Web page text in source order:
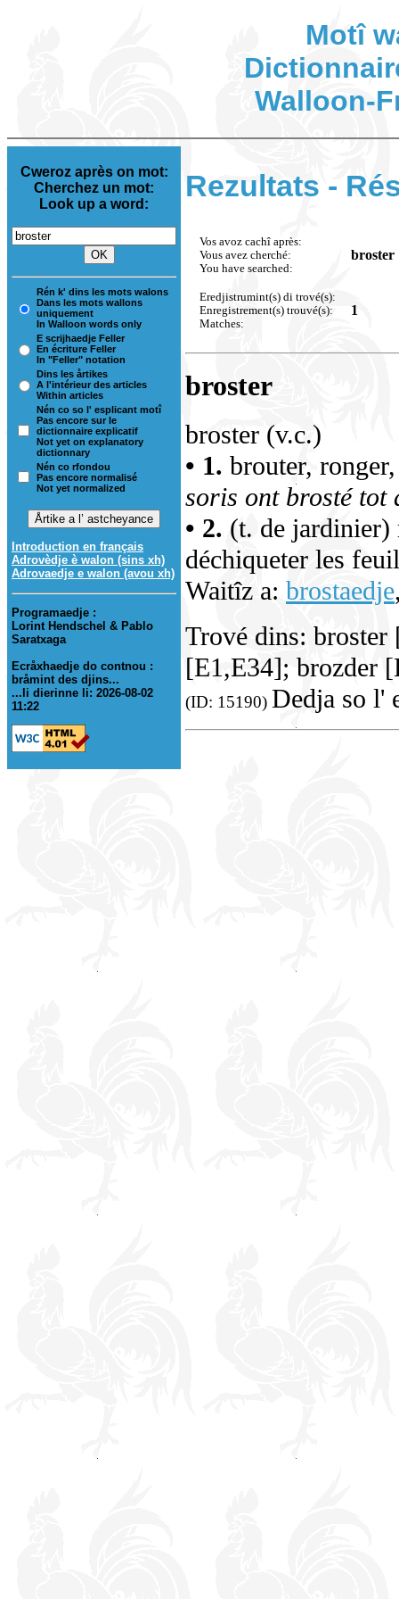
Motî
Walloon-
Cweroz après on mot:
Cherchez un mot:
Look up a word:
Rén k' dins les mots walons
Dans les mots wallons
uniquement
In Walloon words only
E scrijhaedje Feller
En écriture Feller
In "Feller" notation
Dins les årtikes
A l'intérieur des articles
Within articles
Nén co so l' esplicant motî
Pas encore sur le
dictionnaire explicatif
Not yet on explanatory
dictionnary
Nén co rfondou
Pas encore normalisé
Not yet normalized
Introduction en français
Adrovèdje è walon (sins xh)
Adrovaedje e walon (avou xh)
Programaedje :
Lorint Hendschel & Pablo
Saratxaga
Ecråxhaedje do contnou :
bråmint des djins...
...li dierinne li: 2026-08-02
11:22
Rezultats -
Vos avoz cachî après:
Vous avez cherché:
You have searched:
broster
Eredjistrumint(s) di trové(s):
Enregistrement(s) trouvé(s):
Matches:
1
broster
broster (v.c.)
• 1. brouter,
soris ont brosté tot
• 2. (t. de jardinier)
déchiqueter les
Waitîz a: brostaedje
Trové dins:
[E1,E34]; brozder
(ID: 15190) Dedja so l'